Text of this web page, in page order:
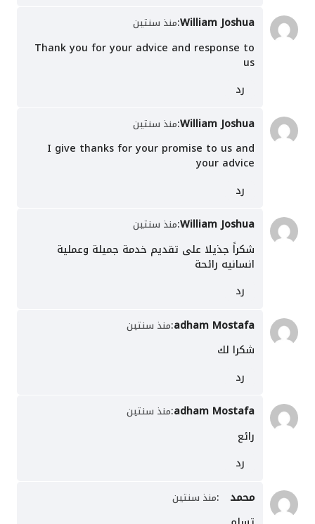
William Joshua
:منذ سنتين
Thank you for your advice and response to
us
رد
William Joshua
:منذ سنتين
I give thanks for your promise to us and
your advice
رد
William Joshua
:منذ سنتين
شكراً جذيلا على تقديم خدمة جميلة وعملية
انسانيه رائحة
رد
adham Mostafa
:منذ سنتين
شكرا لك
رد
adham Mostafa
:منذ سنتين
رائع
رد
محمد
:منذ سنتين